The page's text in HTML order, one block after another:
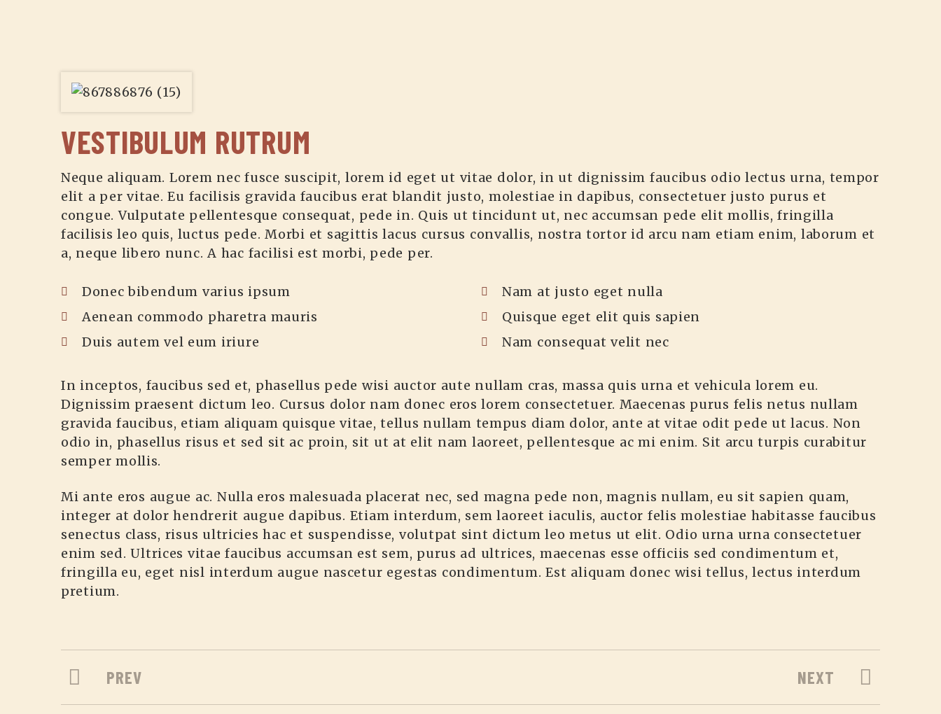
VESTIBULUM RUTRUM
Neque aliquam. Lorem nec fusce suscipit, lorem id eget ut vitae dolor, in ut dignissim faucibus odio lectus urna, tempor
elit a per vitae. Eu facilisis gravida faucibus erat blandit justo, molestiae in dapibus, consectetuer justo purus et
congue. Vulputate pellentesque consequat, pede in. Quis ut tincidunt ut, nec accumsan pede elit mollis, fringilla
facilisis leo quis, luctus pede. Morbi et sagittis lacus cursus convallis, nostra tortor id arcu nam etiam enim, laborum et
a, neque libero nunc. A hac facilisi est morbi, pede per.
Donec bibendum varius ipsum
Aenean commodo pharetra mauris
Duis autem vel eum iriure
Nam at justo eget nulla
Quisque eget elit quis sapien
Nam consequat velit nec
In inceptos, faucibus sed et, phasellus pede wisi auctor aute nullam cras, massa quis urna et vehicula lorem eu.
Dignissim praesent dictum leo. Cursus dolor nam donec eros lorem consectetuer. Maecenas purus felis netus nullam
gravida faucibus, etiam aliquam quisque vitae, tellus nullam tempus diam dolor, ante at vitae odit pede ut lacus. Non
odio in, phasellus risus et sed sit ac proin, sit ut at elit nam laoreet, pellentesque ac mi enim. Sit arcu turpis curabitur
semper mollis.
Mi ante eros augue ac. Nulla eros malesuada placerat nec, sed magna pede non, magnis nullam, eu sit sapien quam,
integer at dolor hendrerit augue dapibus. Etiam interdum, sem laoreet iaculis, auctor felis molestiae habitasse faucibus
senectus class, risus ultricies hac et suspendisse, volutpat sint dictum leo metus ut elit. Odio urna urna consectetuer
enim sed. Ultrices vitae faucibus accumsan est sem, purus ad ultrices, maecenas esse officiis sed condimentum et,
fringilla eu, eget nisl interdum augue nascetur egestas condimentum. Est aliquam donec wisi tellus, lectus interdum
pretium.
PREV NEXT